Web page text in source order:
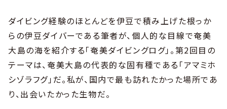
ダイビング経験のほとんどを伊豆で積み上げた根っか
らの伊豆ダイバーである筆者が、個人的な目線で奄美
大島の海を紹介する「奄美ダイビングログ」。第2回目の
テーマは、奄美大島の代表的な固有種である「アマミホ
シゾラフグ」だ。私が、国内で最も訪れたかった場所であ
り、出会いたかった生物だ。